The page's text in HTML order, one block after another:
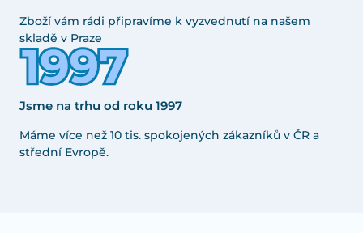
Zboží vám rádi připravíme k vyzvednutí na našem
skladě v Praze
Jsme na trhu od roku 1997
Máme více než 10 tis. spokojených zákazníků v ČR a
střední Evropě.